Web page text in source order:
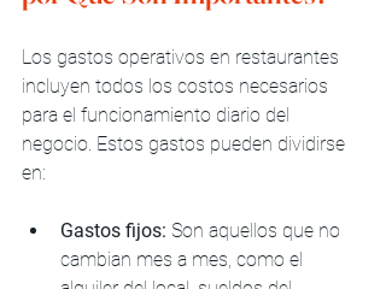
Los gastos operativos en restaurantes
incluyen todos los costos necesarios
para el funcionamiento diario del
negocio. Estos gastos pueden dividirse
en:
Gastos fijos: Son aquellos que no
cambian mes a mes, como el